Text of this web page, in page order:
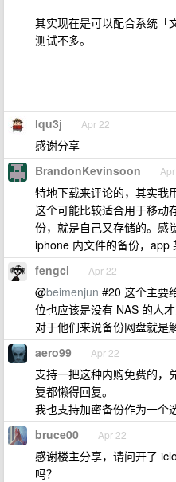
其实现在是可以配合系统「
测试不多。
lqu3j Apr 22
感谢分享
BrandonKevinsoon
特地下载来评论的，其实我
这个可能比较适合用于移动
份，就是自己又存储的。感
iphone 内文件的备份，app
fengci Apr 22
@beimenjun #20 这个主要
位也应该是没有 NAS 的人
对于他们来说备份网盘就是
aero99 Apr 22
支持一把这种内购免费的，
复都懒得回复。
我也支持加密备份作为一个
bruce00 Apr 22
感谢楼主分享，请问开了
吗？